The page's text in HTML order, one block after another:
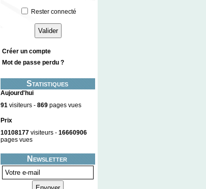
Rester connecté
Créer un compte
Mot de passe perdu ?
Statistiques
Aujourd'hui
91 visiteurs - 869 pages vues
Prix
10108177 visiteurs - 16660906
pages vues
Newsletter